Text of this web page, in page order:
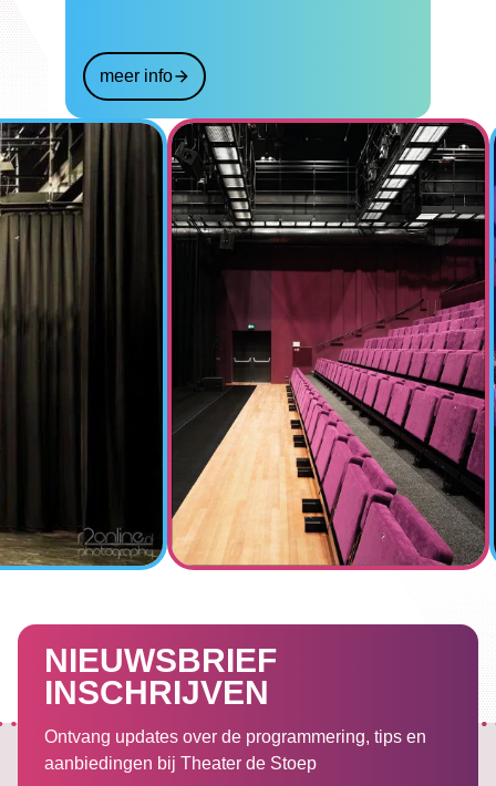
meer info
NIEUWSBRIEF
INSCHRIJVEN
Ontvang updates over de programmering, tips en
aanbiedingen bij Theater de Stoep